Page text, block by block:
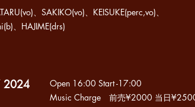
、SAKIKO(vo)、KEISUKE(perc,vo)、
、HAJIME(drs)
2024 Open 16:00 Start -17:00
Music Charge 前売¥2000 当日